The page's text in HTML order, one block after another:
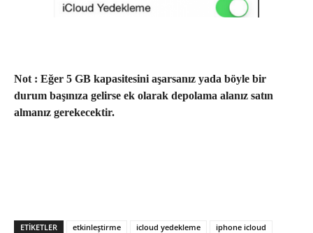
Not : Eğer 5 GB kapasitesini aşarsanız yada böyle bir
durum başınıza gelirse ek olarak depolama alanız satın
almanız gerekecektir.
ETIKETLER etkinleştirme icloud yedekleme
iphone icloud